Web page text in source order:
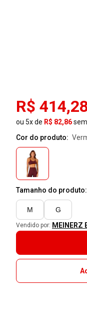
R$
ou 5x de R$ 82,86
Cor do produto:
Tamanho do produto:
M G
Vendido por: MEINERZ